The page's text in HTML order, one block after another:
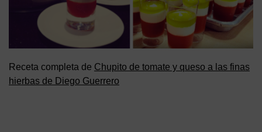
Receta completa de Chupito de tomate y queso a las finas
hierbas de Diego Guerrero